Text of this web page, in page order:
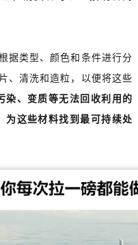
据类型、颜色和条件进行分
、清洗和造粒，以便将这些
染、变质等无法回收利用的
为这些材料找到最可持续处